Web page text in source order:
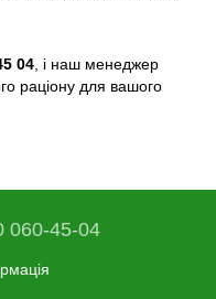
04 , і наш менеджер
раціону для вашого
060-45-04